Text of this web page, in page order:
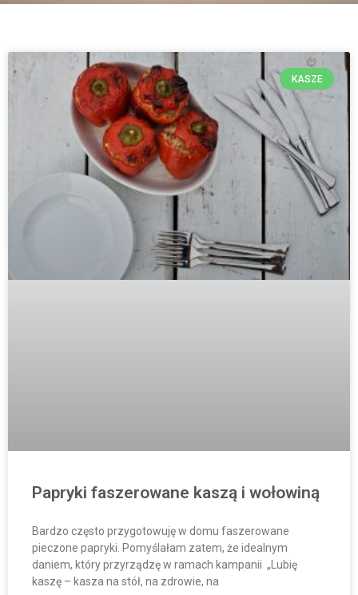
KASZE
Papryki faszerowane kaszą i wołowiną
Bardzo często przygotowuję w domu faszerowane
pieczone papryki. Pomyślałam zatem, że idealnym
daniem, który przyrządzę w ramach kampanii „Lubię
kaszę – kasza na stół, na zdrowie, na